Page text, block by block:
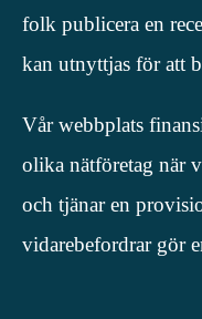
folk publicera en
kan utnyttjas för att
Vår webbplats
olika nätföretag när
och tjänar en
vidarebefordrar gör